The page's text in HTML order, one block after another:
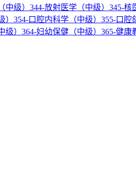
中级） 344-放射医学（中级） 345-核
） 354-口腔内科学（中级） 355-口腔
级） 364-妇幼保健（中级） 365-健康